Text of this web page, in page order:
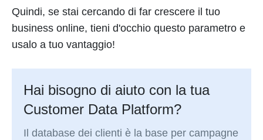
Quindi, se stai cercando di far crescere il tuo
business online, tieni d'occhio questo parametro e
usalo a tuo vantaggio!
Hai bisogno di aiuto con la tua
Customer Data Platform?
Il database dei clienti è la base per campagne